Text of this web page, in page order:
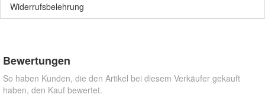
Widerrufsbelehrung
Bewertungen
So haben Kunden, die den Artikel bei diesem Verkäufer gekauft
haben, den Kauf bewertet.